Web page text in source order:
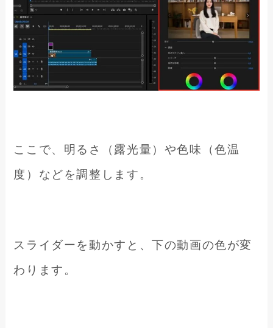
ここで、明るさ（露光量）や色味（色温
度）などを調整します。
スライダーを動かすと、下の動画の色が変
わります。